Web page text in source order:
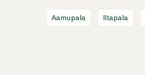
Aamupala Iltapala